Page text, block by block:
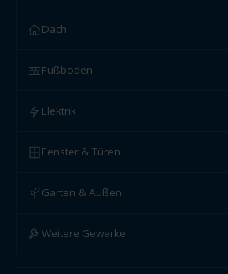
Dach
Fußboden
Elektrik
Fenster & Türen
Garten & Außen
Weitere Gewerke